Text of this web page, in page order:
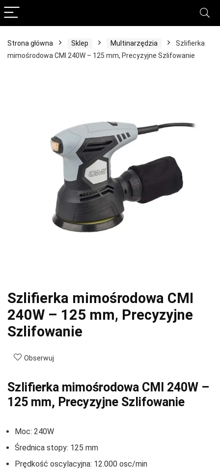
Strona główna Sklep Multinarzędzia
Szlifierka
mimośrodowa CMI 240W – 125 mm, Precyzyjne Szlifowanie
Szlifierka mimośrodowa CMI
240W – 125 mm, Precyzyjne
Szlifowanie
Obserwuj
Szlifierka mimośrodowa CMI 240W –
125 mm, Precyzyjne Szlifowanie
Moc: 240W
Średnica stopy: 125 mm
Prędkość oscylacyjna: 12.000 osc/min